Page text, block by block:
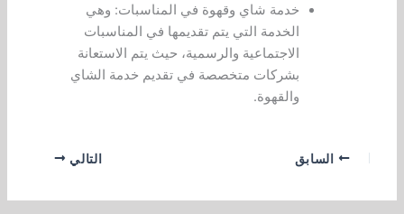
خدمة شاي وقهوة في المناسبات: وهي
الخدمة التي يتم تقديمها في المناسبات
الاجتماعية والرسمية، حيث يتم الاستعانة
بشركات متخصصة في تقديم خدمة الشاي
والقهوة.
السابق التالي